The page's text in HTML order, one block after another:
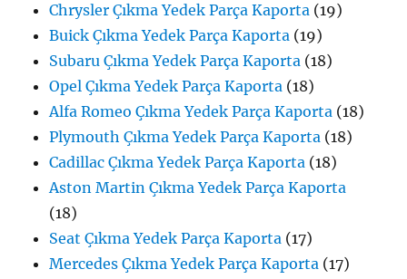
Chrysler Çıkma Yedek Parça Kaporta (19)
Buick Çıkma Yedek Parça Kaporta (19)
Subaru Çıkma Yedek Parça Kaporta (18)
Opel Çıkma Yedek Parça Kaporta (18)
Alfa Romeo Çıkma Yedek Parça Kaporta (18)
Plymouth Çıkma Yedek Parça Kaporta (18)
Cadillac Çıkma Yedek Parça Kaporta (18)
Aston Martin Çıkma Yedek Parça Kaporta
(18)
Seat Çıkma Yedek Parça Kaporta (17)
Mercedes Çıkma Yedek Parça Kaporta (17)